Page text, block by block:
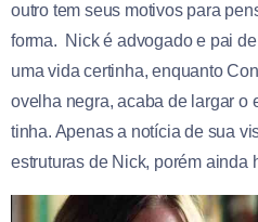
outro tem seus motivos para
forma. Nick é advogado e pai
uma vida certinha, enquanto
ovelha negra, acaba de largar o
tinha. Apenas a notícia de sua
estruturas de Nick, porém ainda